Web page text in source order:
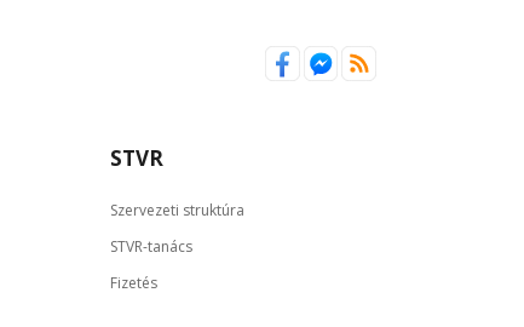
STVR
Szervezeti struktúra
STVR-tanács
Fizetés